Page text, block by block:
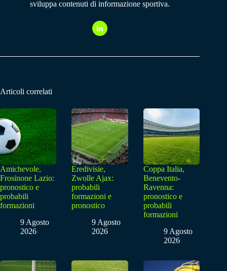
sviluppa contenuti di informazione sportiva.
Articoli correlati
Amichevole,
Frosinone Lazio:
pronostico e
probabili
formazioni
9 Agosto
2026
Eredivisie,
Zwolle Ajax:
probabili
formazioni e
pronostico
9 Agosto
2026
Coppa Italia,
Benevento-
Ravenna:
pronostico e
probabili
formazioni
9 Agosto
2026